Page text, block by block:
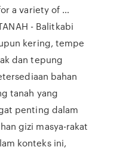
a variety of …
- Balitkabi
kering, tempe
dan tepung
bahan
tanah yang
penting dalam
gizi masya-rakat
konteks ini,